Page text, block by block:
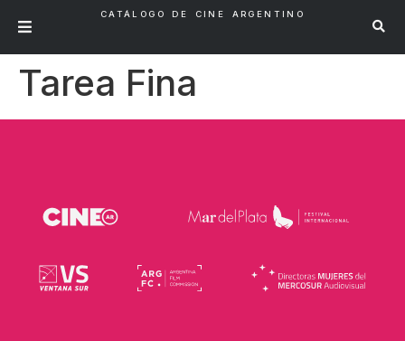
CATÁLOGO DE CINE ARGENTINO
Tarea Fina